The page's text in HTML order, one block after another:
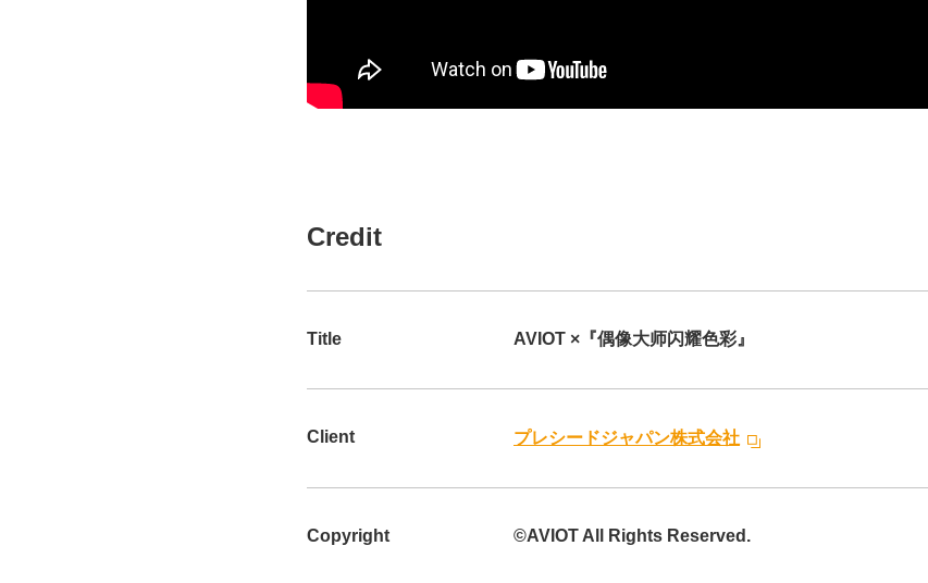
Credit
Title AVIOT ×『偶像大师闪耀色彩』
Client プレシードジャパン株式会社
Copyright ©AVIOT All Rights Reserved.